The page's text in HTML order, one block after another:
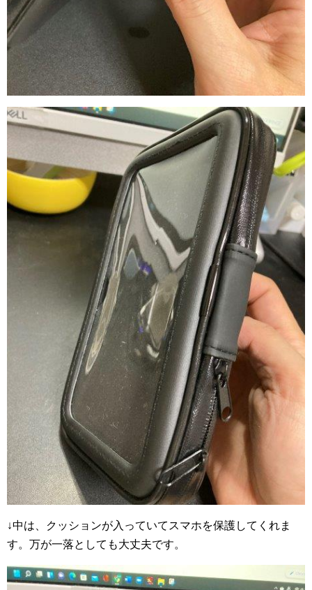
↓中は、クッションが入っていてスマホを保護してくれま
す。万が一落としても大丈夫です。